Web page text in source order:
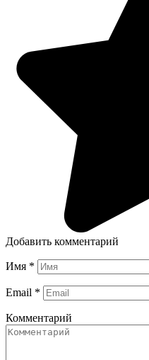
Добавить комментарий
Имя *
Email *
Комментарий